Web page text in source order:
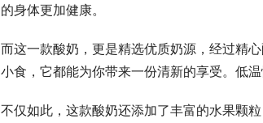
的身体更加健康。
而这一款酸奶，更是精选优质奶源，经过精
小食，它都能为你带来一份清新的享受。低
不仅如此，这款酸奶还添加了丰富的水果颗